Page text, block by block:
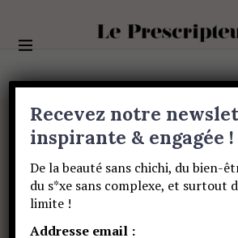
Le
BIEN-ÊTRE
LeNoëldu
Zodiaque:le
Recevez notre
inspirante & engagée !
De la beauté sans chichi, du bien-
du s*xe sans complexe, et surtout
limite !
Addresse email :